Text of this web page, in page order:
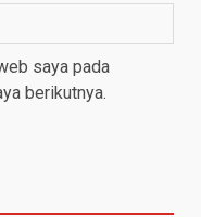
saya pada
berikutnya.